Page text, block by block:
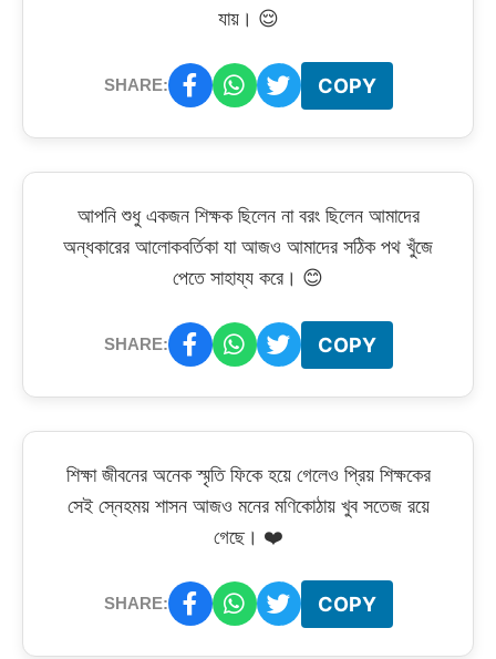
যায়। 😌
SHARE: COPY
আপনি শুধু একজন শিক্ষক ছিলেন না বরং ছিলেন আমাদের
অন্ধকারের আলোকবর্তিকা যা আজও আমাদের সঠিক পথ খুঁজে
পেতে সাহায্য করে। 😊
SHARE: COPY
শিক্ষা জীবনের অনেক স্মৃতি ফিকে হয়ে গেলেও প্রিয় শিক্ষকের
সেই স্নেহময় শাসন আজও মনের মণিকোঠায় খুব সতেজ রয়ে
গেছে। ❤️
SHARE: COPY